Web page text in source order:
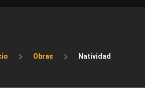
enlaces
Obras Natividad